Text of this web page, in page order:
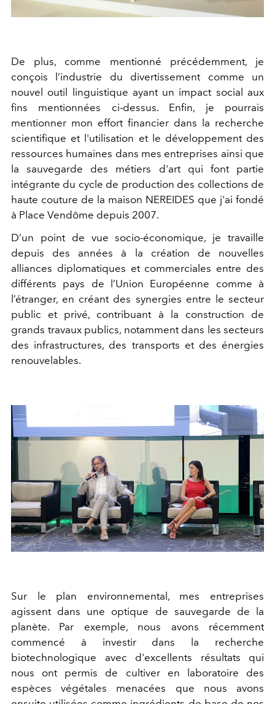
De plus, comme mentionné précédemment, je
conçois l’industrie du divertissement comme un
nouvel outil linguistique ayant un impact social aux
fins mentionnées ci-dessus. Enfin, je pourrais
mentionner mon effort financier dans la recherche
scientifique et l'utilisation et le développement des
ressources humaines dans mes entreprises ainsi que
la sauvegarde des métiers d'art qui font partie
intégrante du cycle de production des collections de
haute couture de la maison NEREIDES que j'ai fondé
à Place Vendôme depuis 2007.
D’un point de vue socio-économique, je travaille
depuis des années à la création de nouvelles
alliances diplomatiques et commerciales entre des
différents pays de l’Union Européenne comme à
l’étranger, en créant des synergies entre le secteur
public et privé, contribuant à la construction de
grands travaux publics, notamment dans les secteurs
des infrastructures, des transports et des énergies
renouvelables.
Sur le plan environnemental, mes entreprises
agissent dans une optique de sauvegarde de la
planète. Par exemple, nous avons récemment
commencé à investir dans la recherche
biotechnologique avec d'excellents résultats qui
nous ont permis de cultiver en laboratoire des
espèces végétales menacées que nous avons